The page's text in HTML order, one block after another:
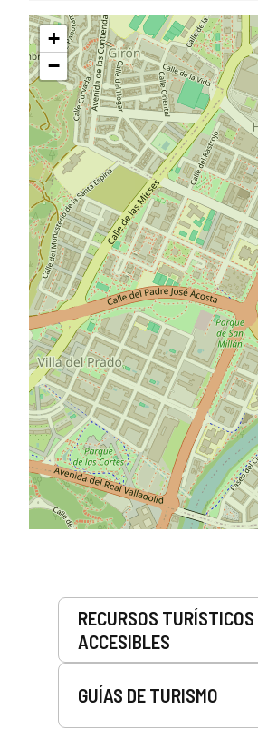
Saltar
mapa
+
−
Servicios
RECURSOS TURÍSTICOS
ACCESIBLES
GUÍAS DE TURISMO